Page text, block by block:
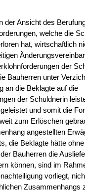
der Ansicht des
welche die
hat, wirtschaftlich
der
Bauherren unter
an die Beklagte auf die
der Schuldnerin
und somit die
zum Erlöschen
angestellten
die Beklagte hätte
Bauherren die
können, sind im
vorliegt,
Zusammenhangs